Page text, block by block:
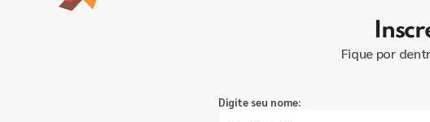
Fique por
Digite seu nome: